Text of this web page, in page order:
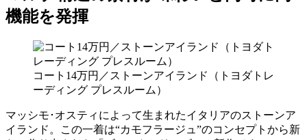
機能を発揮
コート14万円／ストーンアイランド（トヨダトレ
ーディング プレスルーム）
マッシモ･オスティによって生まれたイタリアのストーンア
イランド。この一着は“カモフラージュ”のコンセプトから新